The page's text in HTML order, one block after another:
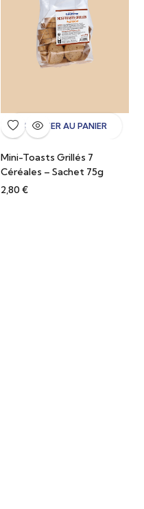
AJOUTER AU PANIER
Mini-Toasts Grillés 7
Céréales – Sachet 75g
2,80 €